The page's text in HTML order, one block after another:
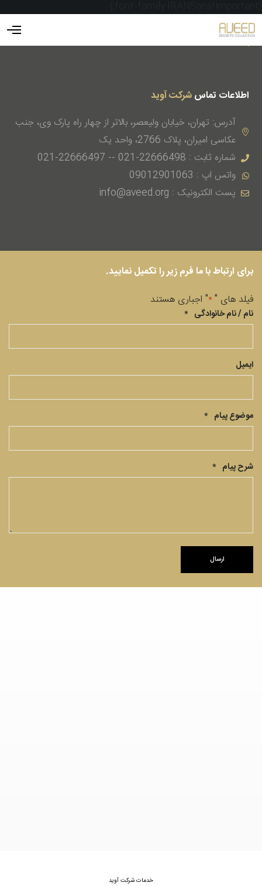
اطلاعات تماسشرکت آوید
آدرس: تهران، خیابان ولیعصر، بالاتر از چهار راه پارک وی، جنب
عکاسی امیران، پلاک 2766، واحد یک
شماره ثابت : 22666498-021 -- 22666497-021
واتس اپ : 09012901063
پست الکترونیک : info@aveed.org
برای ارتباط با ما فرم زیر را تکمیل نمایید.
فیلد های "*" اجباری هستند
نام / نام خانوادگی *
ایمیل
موضوع پیام *
شرح پیام *
خدمات شرکت آوید